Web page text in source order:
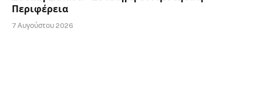
Περιφέρεια
7 Αυγούστου 2026